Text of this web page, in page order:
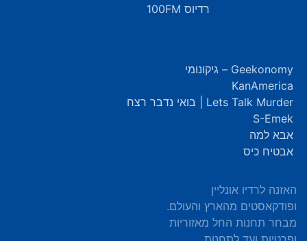
רדיוס 100FM
Geekonomy – גיקונומי
KanAmerica
Lets Talk Murder | בואי נדבר רצח
S-Emek
אבא למה
אבטיח כיס
האזנה לרדיו אונליין
ופודקאסטים מהארץ והעולם.
מבחר תחנות החל מאזוריות